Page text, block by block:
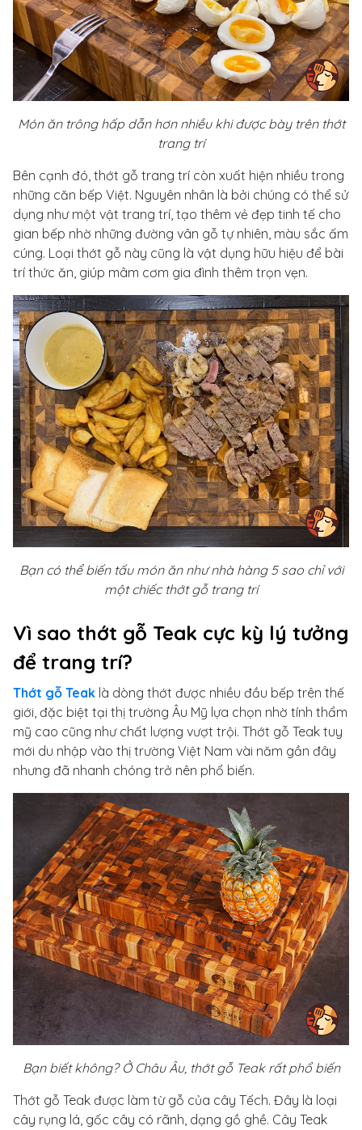
Món ăn trông hấp dẫn hơn nhiều khi được bày trên thớt
trang trí
Bên cạnh đó, thớt gỗ trang trí còn xuất hiện nhiều trong
những căn bếp Việt. Nguyên nhân là bởi chúng có thể sử
dụng như một vật trang trí, tạo thêm vẻ đẹp tinh tế cho
gian bếp nhờ những đường vân gỗ tự nhiên, màu sắc ấm
cúng. Loại thớt gỗ này cũng là vật dụng hữu hiệu để bài
trí thức ăn, giúp mâm cơm gia đình thêm trọn vẹn.
Bạn có thể biến tấu món ăn như nhà hàng 5 sao chỉ với
một chiếc thớt gỗ trang trí
Vì sao thớt gỗ Teak cực kỳ lý tưởng
để trang trí?
Thớt gỗ Teak là dòng thớt được nhiều đầu bếp trên thế
giới, đặc biệt tại thị trường Âu Mỹ lựa chọn nhờ tính thẩm
mỹ cao cũng như chất lượng vượt trội. Thớt gỗ Teak tuy
mới du nhập vào thị trường Việt Nam vài năm gần đây
nhưng đã nhanh chóng trở nên phổ biến.
Bạn biết không? Ở Châu Âu, thớt gỗ Teak rất phổ biến
Thớt gỗ Teak được làm từ gỗ của cây Tếch. Đây là loại
cây rụng lá, gốc cây có rãnh, dạng gồ ghề. Cây Teak